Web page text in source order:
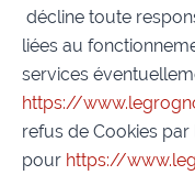
décline toute
liées au
services
https://
refus de Cookies par
pour https://